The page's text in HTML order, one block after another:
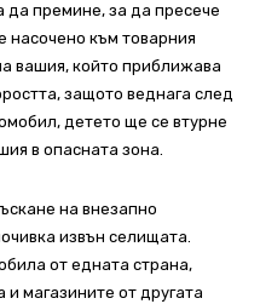
да премине, за да пресече
насочено към товарния
вашия, който приближава
защото веднага след
детето ще се втурне
в опасната зона.
на внезапно
извън селищата.
от едната страна,
магазините от другата